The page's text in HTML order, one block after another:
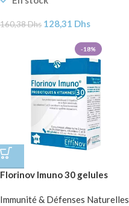
160,38Dhs 128,31 Dhs
-18%
Florinov Imuno 30 gelules
Immunité & Défenses Naturelles